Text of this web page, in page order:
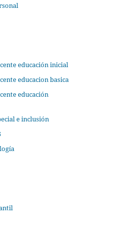
educación inicial
educacion basica
educación
e inclusión